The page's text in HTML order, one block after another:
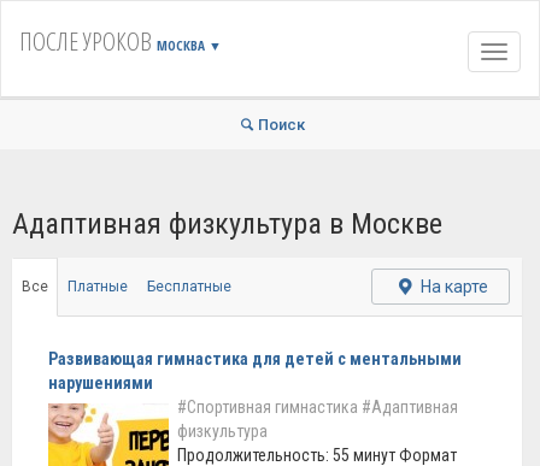
ПОСЛЕ УРОКОВ МОСКВА ▼
Поиск
Адаптивная физкультура в Москве
Все Платные Бесплатные На карте
Развивающая гимнастика для детей с ментальными
нарушениями
#Спортивная гимнастика #Адаптивная
физкультура
Продолжительность: 55 минут Формат